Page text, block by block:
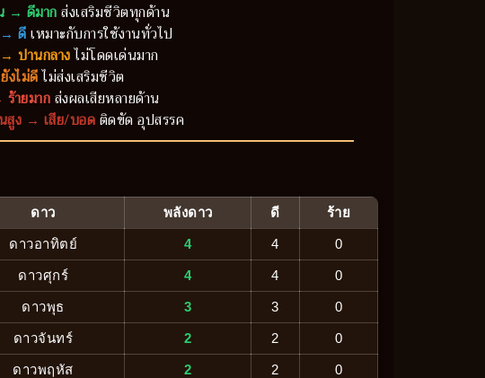
→ ดีมากส่งเสริมชีวิตทุกด้าน
ดีเหมาะกับการใช้งานทั่วไป
ปานกลางไม่โดดเด่นมาก
ไม่ดีไม่ส่งเสริมชีวิต
ายมากส่งผลเสียหลายด้าน
สูง → เสีย/บอดติดขัด อุปสรรค
ดาว พลังดาว ดี ร้าย
ดาวอาทิตย์ 4 4 0
ดาวศุกร์ 4 4 0
ดาวพุธ 3 3 0
ดาวจันทร์ 2 2 0
ดาวพฤหัส 2 2 0